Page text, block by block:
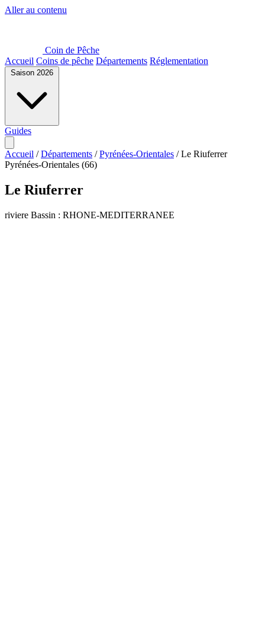
Aller au contenu
Coin de Pêche
Accueil Coins de pêche Départements Réglementation
Saison 2026
Guides
Accueil / Départements / Pyrénées-Orientales / Le Riuferrer
Pyrénées-Orientales (66)
Le Riuferrer
riviere Bassin : RHONE-MEDITERRANEE